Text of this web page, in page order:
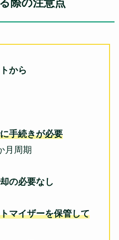
際の注意点
から
手続きが必要
月周期
の必要なし
マイザーを保管して